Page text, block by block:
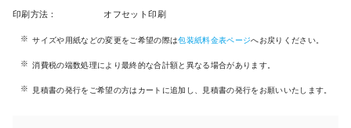
印刷方法： オフセット印刷
サイズや用紙などの変更をご希望の際は包装紙料金表ページへお戻りください。
消費税の端数処理により最終的な合計額と異なる場合があります。
見積書の発行をご希望の方はカートに追加し、見積書の発行をお願いいたします。